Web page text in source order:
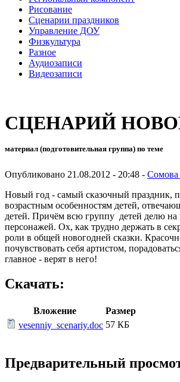
Рисование
Сценарии праздников
Управление ДОУ
Физкультура
Разное
Аудиозаписи
Видеозаписи
СЦЕНАРИЙ
материал (подготовительная группа) по теме
Опубликовано 21.08.2012 - 20:48 - Сомова
Новый год - самый сказочный праздник,
возрастным особенностям детей,
детей. Причём всю группу детей делю на
персонажей. Ох, как трудно держать в
роли в общей новогодней сказки.
почувствовать себя артистом,
главное - верят в него!
Скачать:
Вложение
Размер
vesenniy_scenariy.doc 57 КБ
Предварительный